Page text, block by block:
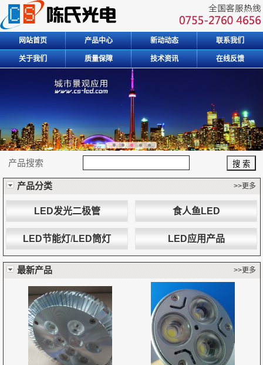
网站首页 产品中心 新动动态 联系我们
关于我们 质量保障 技术资讯 在线反馈
产品搜索
产品分类 >>更多
LED发光二极管 食人鱼LED
LED节能灯/LED筒灯 LED应用产品
最新产品 >>更多